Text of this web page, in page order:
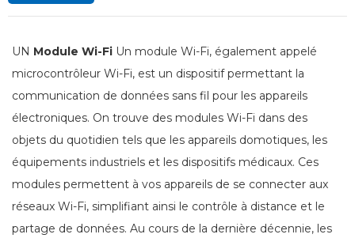
UN Module Wi-Fi Un module Wi-Fi, également appelé
microcontrôleur Wi-Fi, est un dispositif permettant la
communication de données sans fil pour les appareils
électroniques. On trouve des modules Wi-Fi dans des
objets du quotidien tels que les appareils domotiques, les
équipements industriels et les dispositifs médicaux. Ces
modules permettent à vos appareils de se connecter aux
réseaux Wi-Fi, simplifiant ainsi le contrôle à distance et le
partage de données. Au cours de la dernière décennie, les